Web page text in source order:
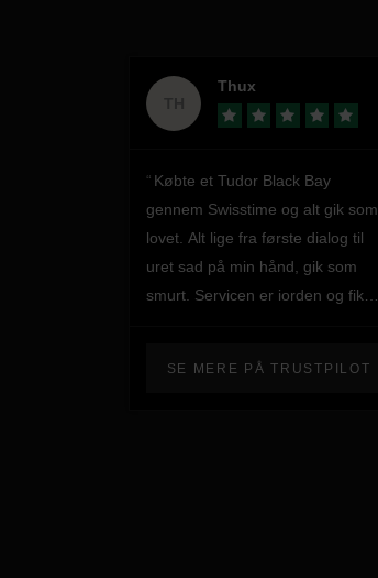
Thux
Købte et Tudor Black Bay
gennem Swisstime og alt gik som
lovet. Alt lige fra første dialog til
uret sad på min hånd, gik som
smurt. Servicen er iorden og fik
SE MERE PÅ TRUSTPILOT